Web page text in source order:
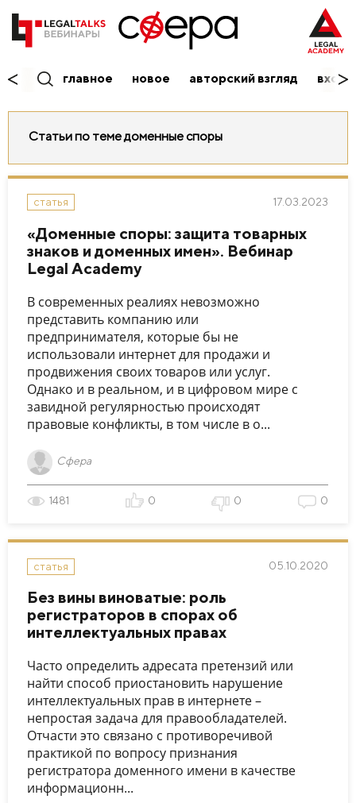
главное новое авторский взгляд вход/
Статьи по теме доменные споры
статья 17.03.2023
«Доменные споры: защита товарных
знаков и доменных имен». Вебинар
Legal Academy
В современных реалиях невозможно
представить компанию или
предпринимателя, которые бы не
использовали интернет для продажи и
продвижения своих товаров или услуг.
Однако и в реальном, и в цифровом мире с
завидной регулярностью происходят
правовые конфликты, в том числе в о...
Сфера
1481 0 0 0
статья 05.10.2020
Без вины виноватые: роль
регистраторов в спорах об
интеллектуальных правах
Часто определить адресата претензий или
найти способ приостановить нарушение
интеллектуальных прав в интернете –
непростая задача для правообладателей.
Отчасти это связано с противоречивой
практикой по вопросу признания
регистратора доменного имени в качестве
информационн...